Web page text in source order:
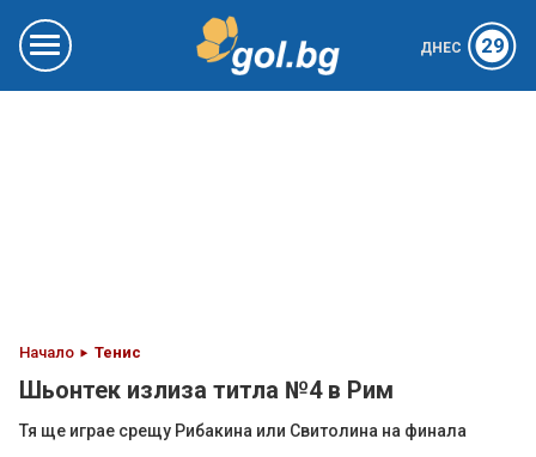
ДНЕС 29
Начало Тенис
Шьонтек излиза титла №4 в Рим
Тя ще играе срещу Рибакина или Свитолина на финала